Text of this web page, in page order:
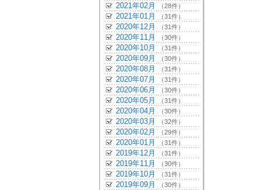
2021年02月 （28件）
2021年01月 （31件）
2020年12月 （31件）
2020年11月 （30件）
2020年10月 （31件）
2020年09月 （30件）
2020年08月 （31件）
2020年07月 （31件）
2020年06月 （30件）
2020年05月 （31件）
2020年04月 （30件）
2020年03月 （32件）
2020年02月 （29件）
2020年01月 （31件）
2019年12月 （31件）
2019年11月 （30件）
2019年10月 （31件）
2019年09月 （30件）